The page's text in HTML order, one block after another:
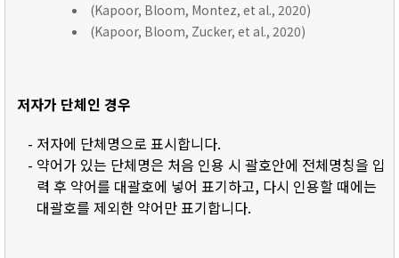
(Kapoor, Bloom, Montez, et al., 2020)
(Kapoor, Bloom, Zucker, et al., 2020)
저자가 단체인 경우
- 저자에 단체명으로 표시합니다.
- 약어가 있는 단체명은 처음 인용 시 괄호안에 전체명칭을 입
력 후 약어를 대괄호에 넣어 표기하고, 다시 인용할 때에는
대괄호를 제외한 약어만 표기합니다.